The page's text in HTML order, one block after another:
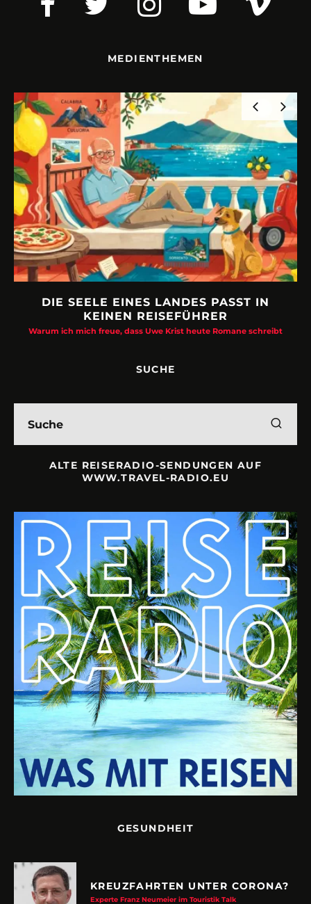
MEDIENTHEMEN
DIE SEELE EINES LANDES PASST IN
KEINEN REISEFÜHRER
Warum ich mich freue, dass Uwe Krist heute Romane schreibt
SUCHE
ALTE REISERADIO-SENDUNGEN AUF
WWW.TRAVEL-RADIO.EU
GESUNDHEIT
KREUZFAHRTEN UNTER CORONA?
Experte Franz Neumeier im Touristik Talk